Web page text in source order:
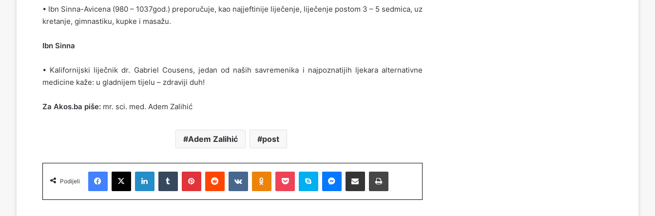
• Ibn Sinna-Avicena (980 – 1037god.) preporučuje, kao najjeftinije liječenje, liječenje postom 3 – 5 sedmica, uz
kretanje, gimnastiku, kupke i masažu.
Ibn Sinna
• Kalifornijski liječnik dr. Gabriel Cousens, jedan od naših savremenika i najpoznatijih ljekara alternativne
medicine kaže: u gladnijem tijelu – zdraviji duh!
Za Akos.ba piše:mr. sci. med. Adem Zalihić
Adem Zalihić post
Podijeli
Facebook X LinkedIn Tumblr Pinterest Reddit VKontakte Odnoklassniki Pocket Skype Messenger Podijeli putem Emaila Printaj